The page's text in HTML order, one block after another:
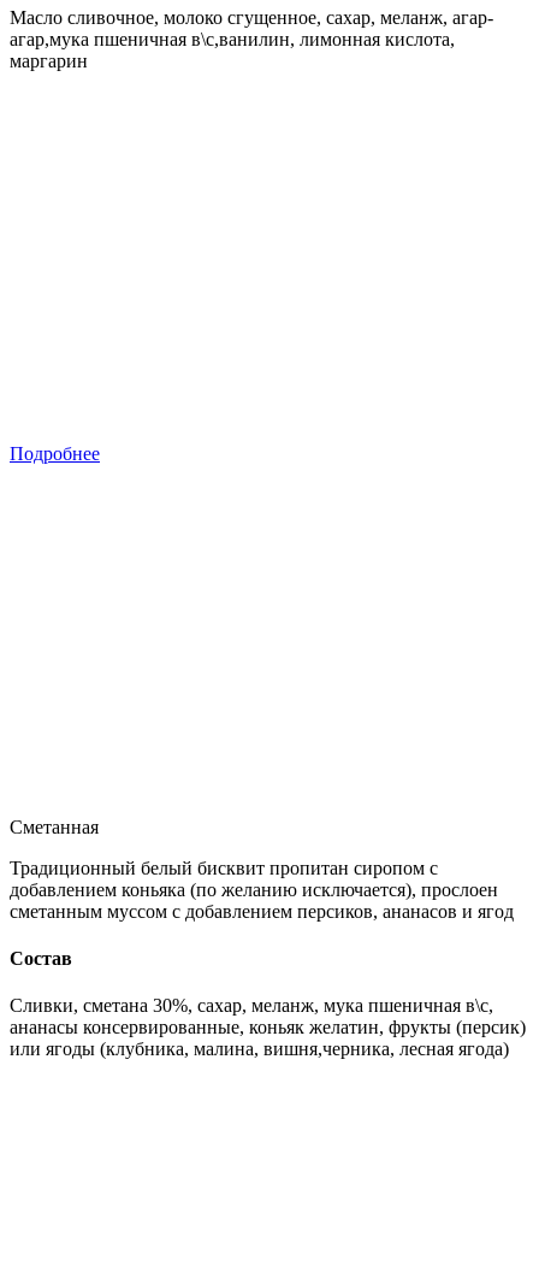
Масло сливочное, молоко сгущенное, сахар, меланж, агар-
агар,мука пшеничная в\с,ванилин, лимонная кислота,
маргарин
Подробнее
Сметанная
Традиционный белый бисквит пропитан сиропом с
добавлением коньяка (по желанию исключается), прослоен
сметанным муссом с добавлением персиков, ананасов и ягод
Состав
Сливки, сметана 30%, сахар, меланж, мука пшеничная в\с,
ананасы консервированные, коньяк желатин, фрукты (персик)
или ягоды (клубника, малина, вишня,черника, лесная ягода)